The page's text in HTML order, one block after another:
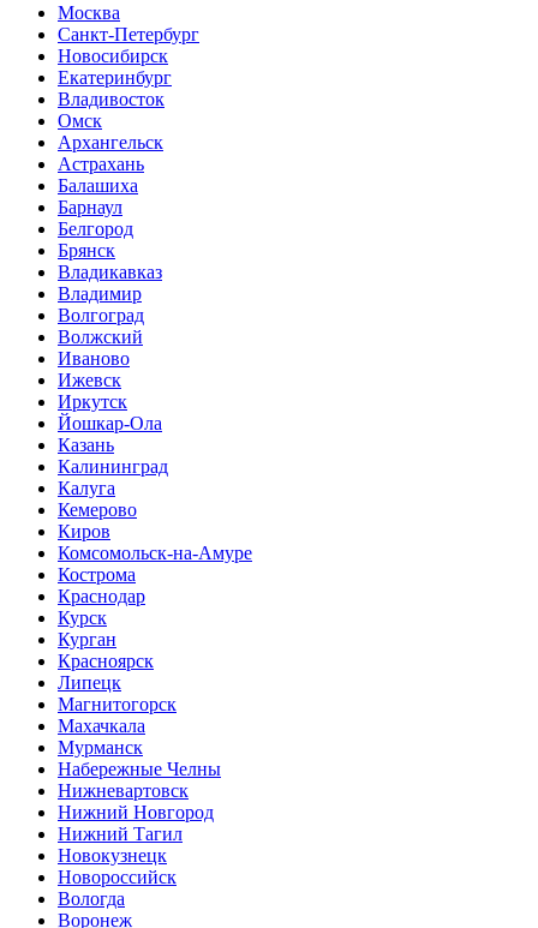
Москва
Санкт-Петербург
Новосибирск
Екатеринбург
Владивосток
Омск
Архангельск
Астрахань
Балашиха
Барнаул
Белгород
Брянск
Владикавказ
Владимир
Волгоград
Волжский
Иваново
Ижевск
Иркутск
Йошкар-Ола
Казань
Калининград
Калуга
Кемерово
Киров
Комсомольск-на-Амуре
Кострома
Краснодар
Курск
Курган
Красноярск
Липецк
Магнитогорск
Махачкала
Мурманск
Набережные Челны
Нижневартовск
Нижний Новгород
Нижний Тагил
Новокузнецк
Новороссийск
Вологда
Воронеж